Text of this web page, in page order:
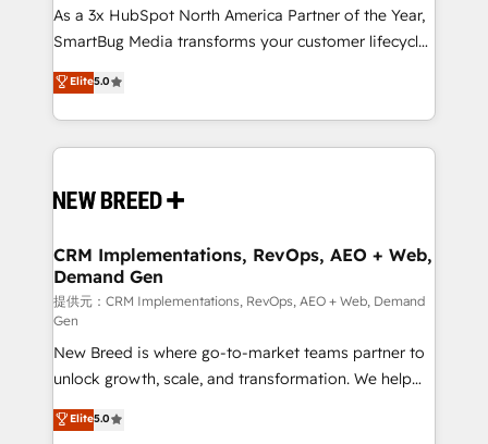
GTMの見える化・自動化まで。全Hub統合運用、デー
タ品質設計、グループ横断のCRM統合に対応します。
の一部をAIが自律実行する組織への移行を設計・実装。
Breeze・Claude等をHubSpotと連携させ、役割定義・
革を、構想から実装・定着までPMOとして主導。「設
の統合・浸透・変革管理を実行します。 ▸ CMS戦略設
計・構築：リード獲得・CVR・SEOを前提にした情報設
計・導線設計・テンプレート設計をContent Hubで一体
提供。 ▸ 既存CRM・MAからの移行支援：Salesforce・
Marketo・Pardot等からの移行、カスタム設計、履歴
データ移行と活用設計まで。 ▸ AEO対応：ChatGPT・
ンツとサイト構造を最適化。 🏆 なぜ100incを選ぶの
As a 3x HubSpot North America Partner of the Year,
SmartBug Media transforms your customer lifecycle
into a revenue engine. Our unified ecosystem
includes specialized divisions Globalia (AI &
Software) and Point Success Media (Paid Media),
making this the official home for all three brands. 🔄
and system integrations powered by Globalia’s
trainers to drive platform adoption. 📈 Revenue
Generation - Full-funnel marketing and high-
performance advertising via Point Success Media. -
Expert deployment of Breeze AI and custom agents
to automate growth. 🏆 Elite Excellence - 8 platform
accreditations and deep HIPAA-compliance
expertise. - A team of 250+ experts dedicated to
your resilient growth.
Elite5.0
CRM Implementations, RevOps, AEO + Web,
Demand Gen
提供元：CRM Implementations, RevOps, AEO + Web, Demand
Gen
New Breed is where go-to-market teams partner to
unlock growth, scale, and transformation. We help
companies activate HubSpot’s AI-powered
customer platform and operationalize HubSpot’s
Elite5.0